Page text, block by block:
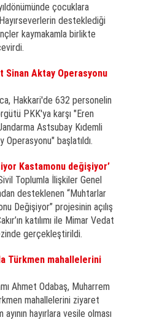
çocuklara
desteklediği
kaymakamla birlikte
Sinan Aktay Operasyonu
Hakkari'de 632 personelin
PKK'ya karşı "Eren
Astsubay Kıdemli
Operasyonu" başlatıldı.
Kastamonu değişiyor’
Toplumla İlişkiler Genel
desteklenen “Muhtarlar
Değişiyor” projesinin açılış
katılımı ile Mimar Vedat
gerçekleştirildi.
Türkmen mahallelerini
Ahmet Odabaş, Muharrem
mahallelerini ziyaret
hayırlara vesile olması